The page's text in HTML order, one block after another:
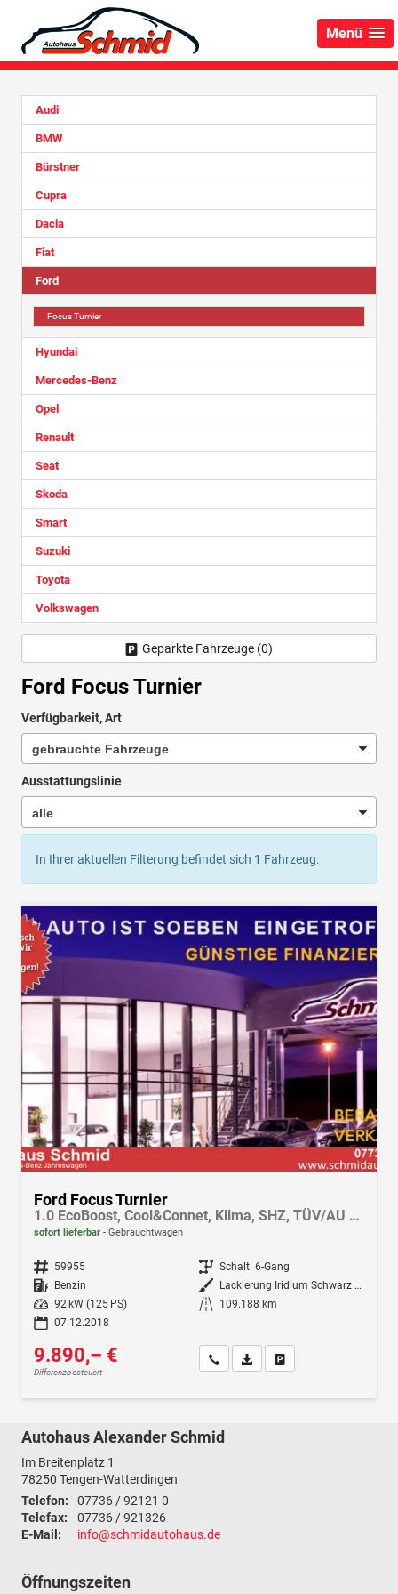
Menü
Ford Focus Turnier
Verfügbarkeit, Art
Ausstattungslinie
In Ihrer aktuellen Filterung befindet sich 1 Fahrzeug:
Ford Focus Turnier
1.0 EcoBoost, Cool&Connet, Klima, SHZ, TÜV/AU NEU, LHZ, Navi, PDC vo.+hi., 8 fach Bereifung
sofort lieferbar Gebrauchtwagen
Fahrzeugnr. 59955 Getriebe Schalt. 6-Gang
Kraftstoff Benzin Außenfarbe
Lackierung Iridium Schwarz Metallic
Leistung
92 kW (125 PS) Kilometerstand
109.188 km
07.12.2018
9.890,– €
Differenzbesteuert
Wir rufen Sie anFahrzeugexposé (PDF)
Audi
BMW
Bürstner
Cupra
Dacia
Fiat
Ford
Focus Turnier
Hyundai
Mercedes-Benz
Opel
Renault
Seat
Skoda
Smart
Suzuki
Toyota
Volkswagen
Geparkte Fahrzeuge (0)
Autohaus Alexander Schmid
Im Breitenplatz 1
78250 Tengen-Watterdingen
Telefon:
07736 / 92121 0
Telefax:
07736 / 921326
E-Mail:
info@schmidautohaus.de
Öffnungszeiten